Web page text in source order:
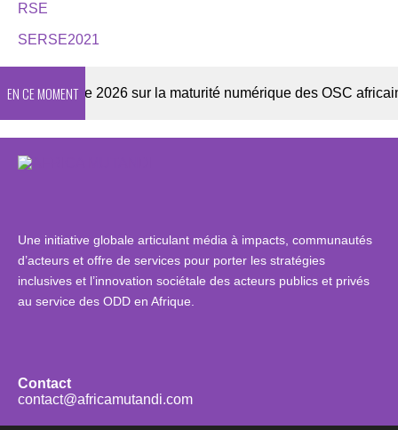
RSE
SERSE2021
EN CE MOMENT
Enquête 2026 sur la maturité numérique des OSC africaines
Une initiative globale articulant média à impacts, communautés
d’acteurs et offre de services pour porter les stratégies
inclusives et l’innovation sociétale des acteurs publics et privés
au service des ODD en Afrique.
Contact
contact@africamutandi.com